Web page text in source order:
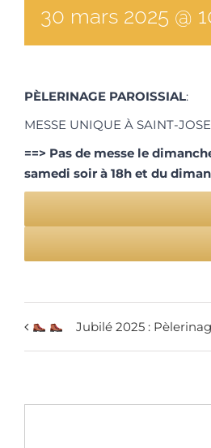
30 mars 2025 @
PÈLERINAGE PAROISSIAL:
MESSE UNIQUE À SAINT-
==> Pas de messe le
samedi soir à 18h et du
Jubilé 2025 :